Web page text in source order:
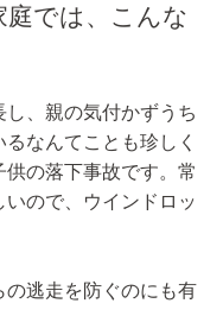
では、こんな
、親の気付かずうち
なんてことも珍しく
の落下事故です。常
ので、ウインドロッ
の逃走を防ぐのにも有